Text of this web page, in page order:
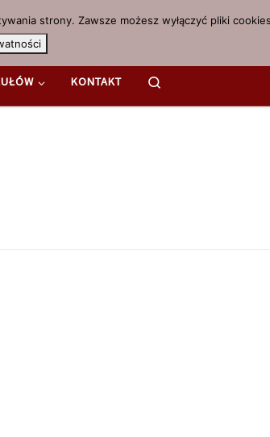
KONTAKT
strony. Zawsze możesz wyłączyć pliki